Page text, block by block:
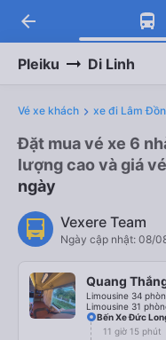
arrow_back
Pleiku Di Linh
Vé xe khách xe đi Lâm
Đặt mua vé xe 6
lượng cao và giá
ngày
Vexere Team
Ngày cập nhật: 08/
Quang
Limousine 34
Limousine 31
Bến Xe Đức
11 giờ 15 phút